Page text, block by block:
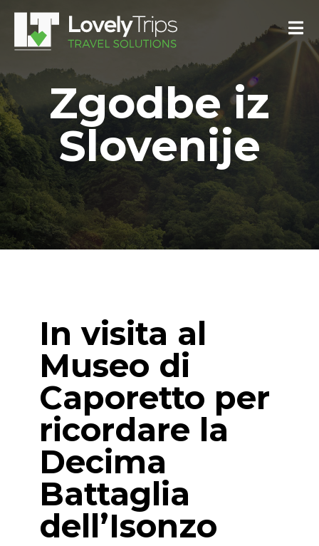
Zgodbe iz
Slovenije
In visita al
Museo di
Caporetto per
ricordare la
Decima
Battaglia
dell’Isonzo